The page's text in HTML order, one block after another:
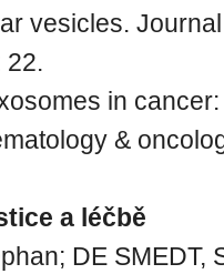
vesicles.
22.
in
&
a léčbě
DE SMEDT,